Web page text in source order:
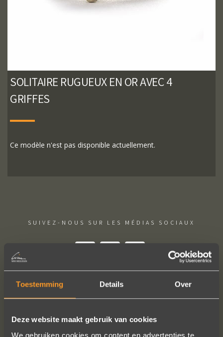
Toestemming Details Over
Deze website maakt gebruik van cookies
We gebruiken cookies om content en advertenties te
SOLITAIRE RUGUEUX EN OR AVEC 4
GRIFFES
Ce modèle n'est pas disponible actuellement.
SUIVEZ-NOUS SUR LES MÉDIAS SOCIAUX
professioneel team, persoonlijk en